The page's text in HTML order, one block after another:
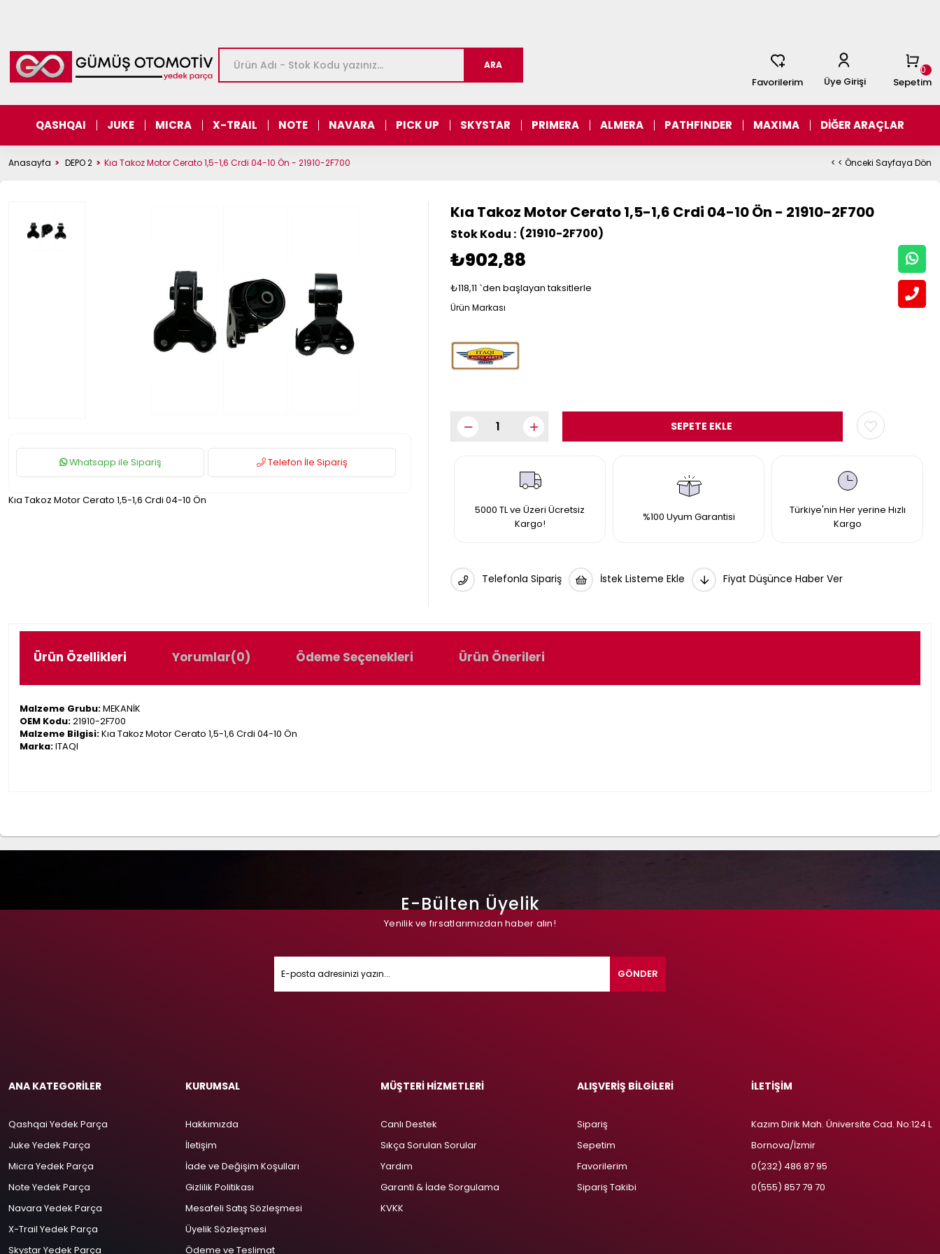
Sepetim
0
Favorilerim
Üye Girişi
QASHQAI JUKE MICRA X-TRAIL NOTE NAVARA PICK UP SKYSTAR PRIMERA ALMERA PATHFINDER MAXIMA DİĞER ARAÇLAR
Anasayfa DEPO 2 Kıa Takoz Motor Cerato 1,5-1,6 Crdi 04-10 Ön - 21910-2F700 < < Önceki Sayfaya Dön
Whatsapp ile Sipariş Telefon İle Sipariş
Kıa Takoz Motor Cerato 1,5-1,6 Crdi 04-10 Ön
Kıa Takoz Motor Cerato 1,5-1,6 Crdi 04-10 Ön - 21910-2F700
(21910-2F700)
₺902,88
₺118,11 `den başlayan taksitlerle
5000 TL ve Üzeri Ücretsiz
Kargo!
%100 Uyum Garantisi
Türkiye'nin Her yerine Hızlı
Kargo
Telefonla Sipariş İstek Listeme Ekle Fiyat Düşünce Haber Ver
Ürün Özellikleri Yorumlar(0) Ödeme Seçenekleri Ürün Önerileri
Malzeme Grubu:MEKANİK
OEM Kodu:21910-2F700
Malzeme Bilgisi:Kıa Takoz Motor Cerato 1,5-1,6 Crdi 04-10 Ön
Marka:ITAQI
E-Bülten Üyelik
Yenilik ve fırsatlarımızdan haber alın!
GÖNDER
ANA KATEGORİLER
Qashqai Yedek Parça
Juke Yedek Parça
Micra Yedek Parça
Note Yedek Parça
Navara Yedek Parça
X-Trail Yedek Parça
Skystar Yedek Parça
KURUMSAL
Hakkımızda
İletişim
İade ve Değişim Koşulları
Gizlilik Politikası
Mesafeli Satış Sözleşmesi
Üyelik Sözleşmesi
Ödeme ve Teslimat
MÜŞTERİ HİZMETLERİ
Canlı Destek
Sıkça Sorulan Sorular
Yardım
Garanti & İade Sorgulama
KVKK
ALIŞVERİŞ BİLGİLERİ
Sipariş
Sepetim
Favorilerim
Sipariş Takibi
İLETİŞİM
Kazım Dirik Mah. Üniversite Cad. No:124 L
Bornova/İzmir
0(232) 486 87 95
0(555) 857 79 70